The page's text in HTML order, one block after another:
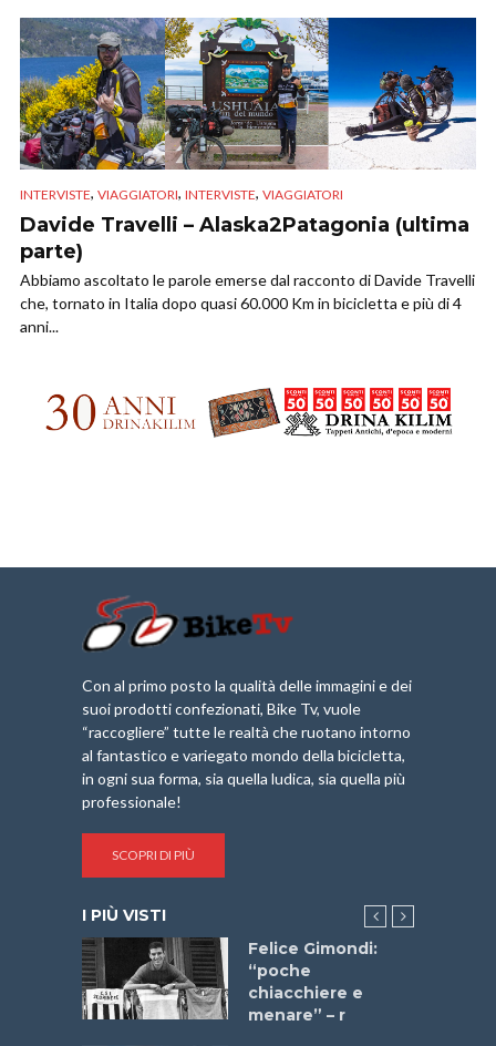
INTERVISTE, VIAGGIATORI, INTERVISTE, VIAGGIATORI
Davide Travelli – Alaska2Patagonia (ultima
parte)
Abbiamo ascoltato le parole emerse dal racconto di Davide Travelli
che, tornato in Italia dopo quasi 60.000 Km in bicicletta e più di 4
anni...
Con al primo posto la qualità delle immagini e dei
suoi prodotti confezionati, Bike Tv, vuole
“raccogliere” tutte le realtà che ruotano intorno
al fantastico e variegato mondo della bicicletta,
in ogni sua forma, sia quella ludica, sia quella più
professionale!
SCOPRI DI PIÙ
I PIÙ VISTI
Felice Gimondi:
“poche
chiacchiere e
menare” – r